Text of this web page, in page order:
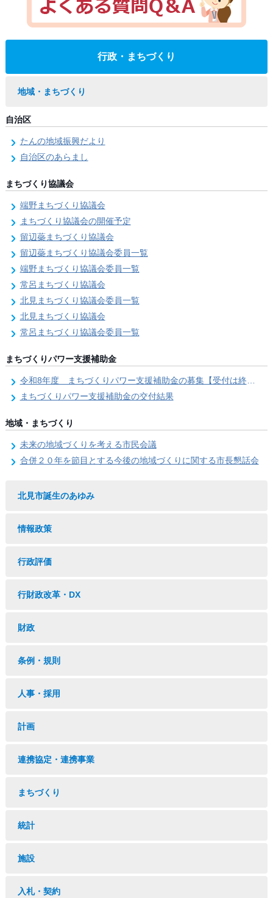
行政・まちづくり
地域・まちづくり
自治区
たんの地域振興だより
自治区のあらまし
まちづくり協議会
端野まちづくり協議会
まちづくり協議会の開催予定
留辺蘂まちづくり協議会
留辺蘂まちづくり協議会委員一覧
端野まちづくり協議会委員一覧
常呂まちづくり協議会
北見まちづくり協議会委員一覧
北見まちづくり協議会
常呂まちづくり協議会委員一覧
まちづくりパワー支援補助金
令和8年度 まちづくりパワー支援補助金の募集【受付は終了しました。】
まちづくりパワー支援補助金の交付結果
地域・まちづくり
未来の地域づくりを考える市民会議
合併２０年を節目とする今後の地域づくりに関する市長懇話会
北見市誕生のあゆみ
情報政策
行政評価
行財政改革・DX
財政
条例・規則
人事・採用
計画
連携協定・連携事業
まちづくり
統計
施設
入札・契約